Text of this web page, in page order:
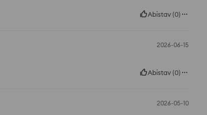
Abistav(0)
2026-06-15
Abistav(0)
2026-05-10